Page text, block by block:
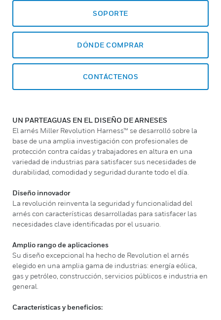
SOPORTE
DÓNDE COMPRAR
CONTÁCTENOS
UN PARTEAGUAS EN EL DISEÑO DE ARNESES
El arnés Miller Revolution Harness™ se desarrolló sobre la
base de una amplia investigación con profesionales de
protección contra caídas y trabajadores en altura en una
variedad de industrias para satisfacer sus necesidades de
durabilidad, comodidad y seguridad durante todo el día.
Diseño innovador
La revolución reinventa la seguridad y funcionalidad del
arnés con características desarrolladas para satisfacer las
necesidades clave identificadas por el usuario.
Amplio rango de aplicaciones
Su diseño excepcional ha hecho de Revolution el arnés
elegido en una amplia gama de industrias: energía eólica,
gas y petróleo, construcción, servicios públicos e industria en
general.
Características y beneficios: